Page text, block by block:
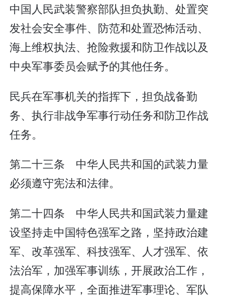
中国人民武装警察部队担负执勤、处置突
发社会安全事件、防范和处置恐怖活动、
海上维权执法、抢险救援和防卫作战以及
中央军事委员会赋予的其他任务。
民兵在军事机关的指挥下，担负战备勤
务、执行非战争军事行动任务和防卫作战
任务。
第二十三条 中华人民共和国的武装力量
必须遵守宪法和法律。
第二十四条 中华人民共和国武装力量建
设坚持走中国特色强军之路，坚持政治建
军、改革强军、科技强军、人才强军、依
法治军，加强军事训练，开展政治工作，
提高保障水平，全面推进军事理论、军队